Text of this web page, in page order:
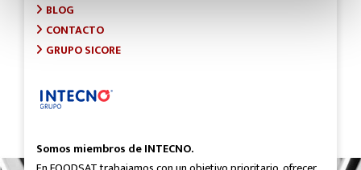
BLOG
CONTACTO
GRUPO SICORE
Somos miembros de INTECNO.